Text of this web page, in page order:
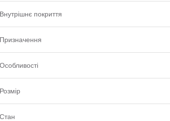
Внутрішнє покриття
Призначення
Особливості
Розмір
Стан